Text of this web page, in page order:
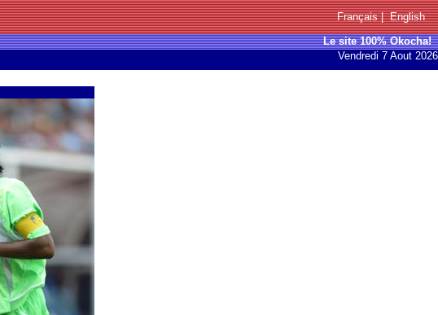
Français|English
Le site 100% Okocha!
Vendredi 7 Aout 2026